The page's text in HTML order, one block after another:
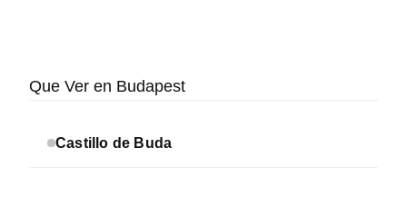
Que Ver en Budapest
Castillo de Buda